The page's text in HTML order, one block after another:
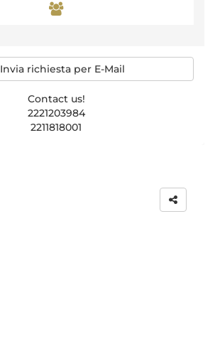
Invia richiesta per E-Mail
Contact us!
2221203984
2211818001